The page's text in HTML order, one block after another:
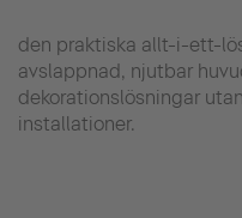
den praktiska allt-i-ett-
avslappnad, njutbar
dekorationslösningar
installationer.